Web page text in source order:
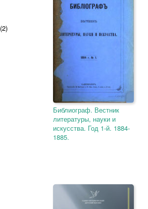
(2)
Библиограф. Вестник
литературы, науки и
искусства. Год 1-й. 1884-
1885.